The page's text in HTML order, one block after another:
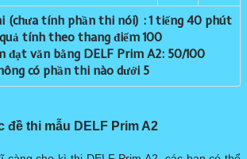
(chưa tính phần thi nói) : 1 tiếng 40 phút
tính theo thang điểm 100
đạt văn bằng DELF Prim A2: 50/100
có phần thi nào dưới 5
đề thi mẫu DELF Prim A2